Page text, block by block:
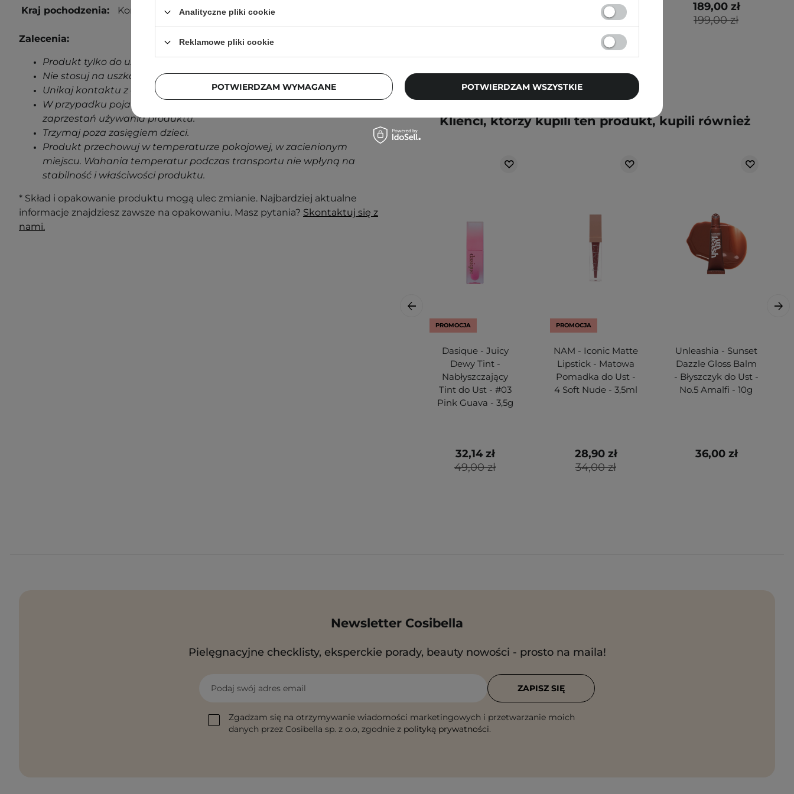
Kraj pochodzenia:
Korea Południowa.
Zalecenia:
Produkt tylko do użytku zewnętrznego.
Nie stosuj na uszkodzoną skórę.
Unikaj kontaktu z oczami.
W przypadku pojawienia się jakichkolwiek oznak podrażnienia,
zaprzestań używania produktu.
Trzymaj poza zasięgiem dzieci.
Produkt przechowuj w temperaturze pokojowej, w zacienionym
miejscu. Wahania temperatur podczas transportu nie wpłyną na
stabilność i właściwości produktu.
* Skład i opakowanie produktu mogą ulec zmianie. Najbardziej aktualne
informacje znajdziesz zawsze na opakowaniu. Masz pytania? Skontaktuj się z
nami.
120,00 zł
114,00 zł
199,00 zł
189,00 zł
Klienci, którzy kupili ten produkt, kupili również
PROMOCJA
Dasique - Juicy
Dewy Tint -
Nabłyszczający
Tint do Ust - #03
Pink Guava - 3,5g
49,00 zł
32,14 zł
PROMOCJA
NAM - Iconic Matte
Lipstick - Matowa
Pomadka do Ust -
4 Soft Nude - 3,5ml
34,00 zł
28,90 zł
Unleashia - Sunset
Dazzle Gloss Balm
- Błyszczyk do Ust -
No.5 Amalfi - 10g
36,00 zł
Newsletter Cosibella
Pielęgnacyjne checklisty, eksperckie porady, beauty nowości - prosto na maila!
Podaj swój adres email
Zgadzam się na otrzymywanie wiadomości marketingowych i przetwarzanie moich
danych przez Cosibella sp. z o.o, zgodnie z polityką prywatności.
ZAPISZ SIĘ
Analityczne pliki cookie
Reklamowe pliki cookie
POTWIERDZAM WYMAGANE POTWIERDZAM WSZYSTKIE